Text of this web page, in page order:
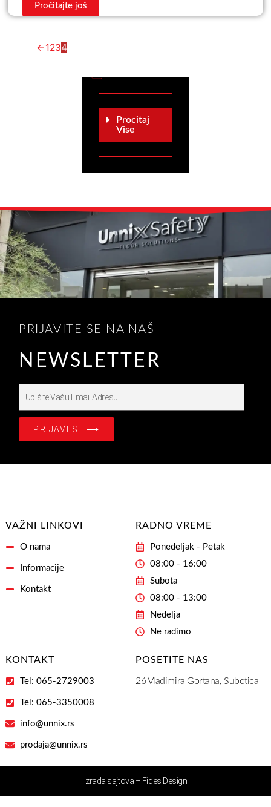
Pročitajte još
←1234
Procitaj
Vise
PRIJAVITE SE NA NAŠ
NEWSLETTER
Email
PRIJAVI SE ⟶
VAŽNI LINKOVI
O nama
Informacije
Kontakt
RADNO VREME
Ponedeljak - Petak
08:00 - 16:00
Subota
08:00 - 13:00
Nedelja
Ne radimo
KONTAKT
Tel: 065-2729003
Tel: 065-3350008
info@unnix.rs
prodaja@unnix.rs
POSETITE NAS
26 Vladimira Gortana, Subotica
Izrada sajtova – Fides Design